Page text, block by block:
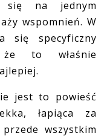
się na jednym
wspomnień. W
się specyficzny
to właśnie
jest to powieść
łapiąca za
wszystkim